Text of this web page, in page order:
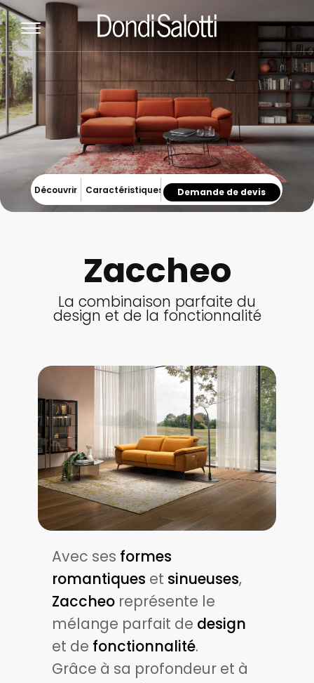
Découvrir Caractéristiques Demande de devis
Zaccheo
La combinaison parfaite du
design et de la fonctionnalité
Avec ses formes
romantiques et sinueuses,
Zaccheo représente le
mélange parfait de design
et de fonctionnalité.
Grâce à sa profondeur et à